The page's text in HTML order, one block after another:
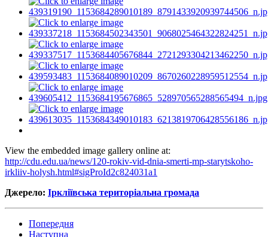
View the embedded image gallery online at:
http://cdu.edu.ua/news/120-rokiv-vid-dnia-smerti-mp-starytskoho-
irkliiv-holysh.html#sigProId2c824031a1
Джерело: Іркліївська територіальна громада
Попередня
Наступна